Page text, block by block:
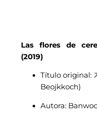
Las flores de
(2019)
Título original:
Beojkkoch)
Autora: